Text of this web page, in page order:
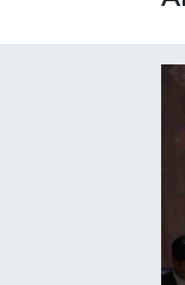
Haber Arşivi